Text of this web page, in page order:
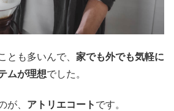
とも多いんで、 家でも外でも気軽に
ムが理想でした。
が、 アトリエコート です。